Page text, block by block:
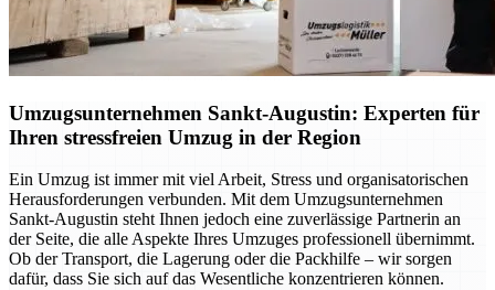
Umzugsunternehmen Sankt-Augustin: Experten für
Ihren stressfreien Umzug in der Region
Ein Umzug ist immer mit viel Arbeit, Stress und organisatorischen
Herausforderungen verbunden. Mit dem Umzugsunternehmen
Sankt-Augustin steht Ihnen jedoch eine zuverlässige Partnerin an
der Seite, die alle Aspekte Ihres Umzuges professionell übernimmt.
Ob der Transport, die Lagerung oder die Packhilfe – wir sorgen
dafür, dass Sie sich auf das Wesentliche konzentrieren können.